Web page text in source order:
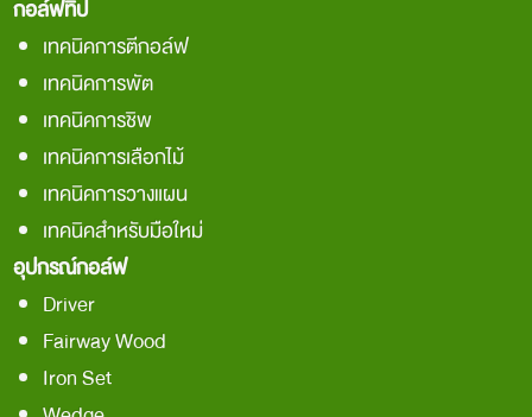
กอล์ฟทิป
เทคนิคการตีกอล์ฟ
เทคนิคการพัต
เทคนิคการชิพ
เทคนิคการเลือกไม้
เทคนิคการวางแผน
เทคนิคสำหรับมือใหม่
อุปกรณ์กอล์ฟ
Driver
Fairway Wood
Iron Set